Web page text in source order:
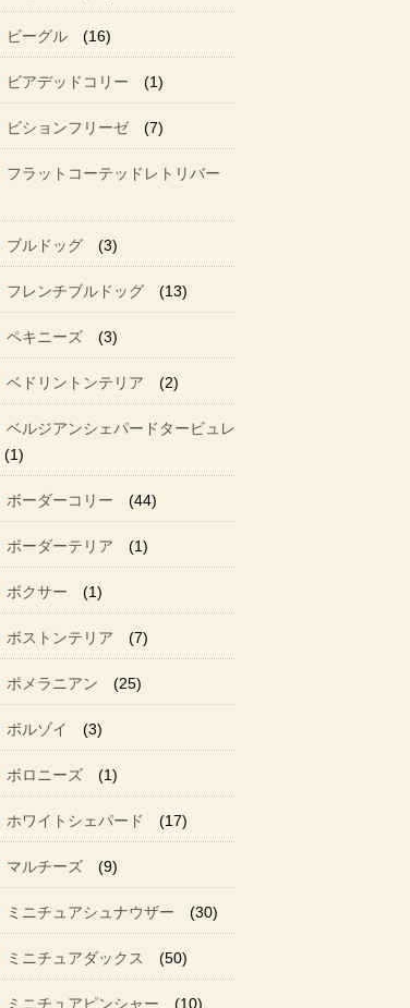
ビーグル (16)
ビアデッドコリー (1)
ビションフリーゼ (7)
フラットコーテッドレトリバー
ブルドッグ (3)
フレンチブルドッグ (13)
ペキニーズ (3)
ベドリントンテリア (2)
ベルジアンシェパードタービュレ
(1)
ボーダーコリー (44)
ボーダーテリア (1)
ボクサー (1)
ボストンテリア (7)
ポメラニアン (25)
ボルゾイ (3)
ボロニーズ (1)
ホワイトシェパード (17)
マルチーズ (9)
ミニチュアシュナウザー (30)
ミニチュアダックス (50)
ミニチュアピンシャー (10)